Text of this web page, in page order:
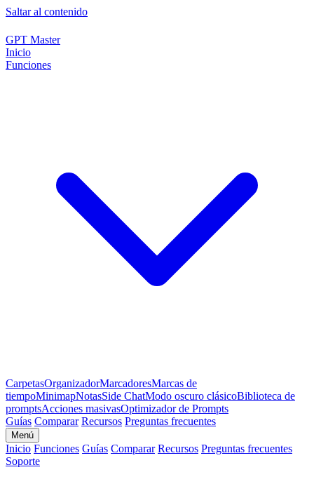
Saltar al contenido
GPT Master
Inicio
Funciones
CarpetasOrganizadorMarcadoresMarcas de
tiempoMinimapNotasSide ChatModo oscuro clásicoBiblioteca de
promptsAcciones masivasOptimizador de Prompts
Guías Comparar Recursos Preguntas frecuentes
Menú
Inicio Funciones Guías Comparar Recursos Preguntas frecuentes
Soporte